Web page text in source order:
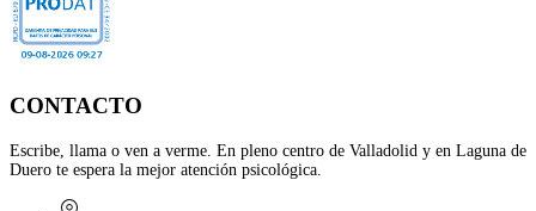
CONTACTO
Escribe, llama o ven a verme. En pleno centro de Valladolid y en Laguna de
Duero te espera la mejor atención psicológica.